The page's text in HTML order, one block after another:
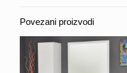
Povezani proizvodi